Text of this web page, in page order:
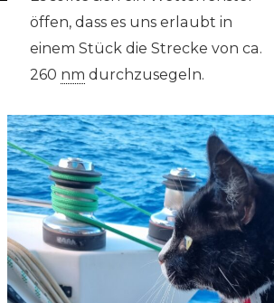
öffen, dass es uns erlaubt in
einem Stück die Strecke von ca.
260 nm durchzusegeln.